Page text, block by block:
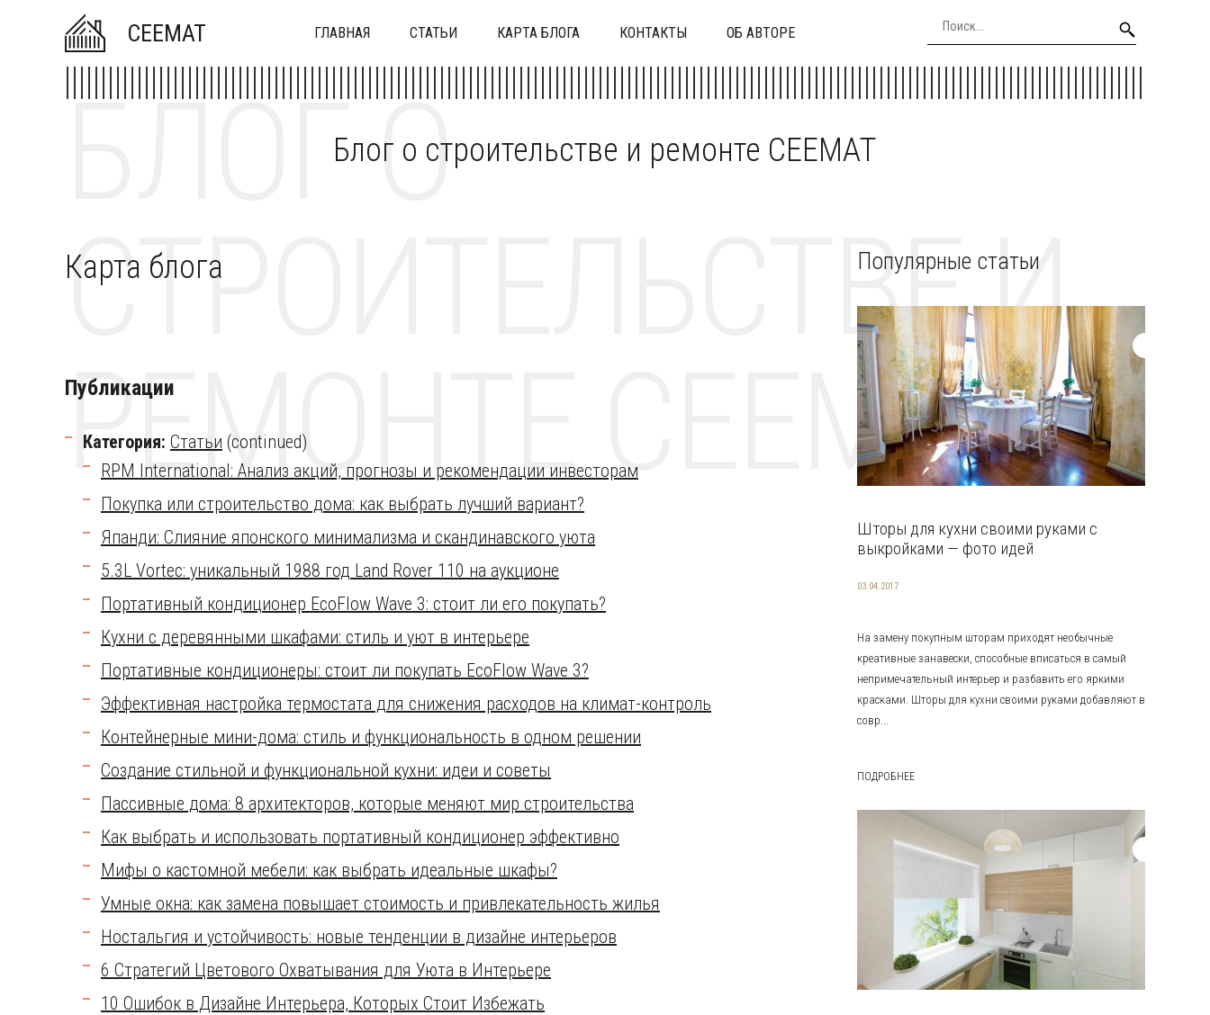
CEEMAT ГЛАВНАЯ СТАТЬИ КАРТА БЛОГА КОНТАКТЫ ОБ АВТОРЕ
Блог о строительстве и ремонте CEEMAT
БЛОГ О
СТРОИТЕЛЬСТВЕ И
РЕМОНТЕ CEEMAT
Карта блога
Публикации
Категория: Статьи (continued)
RPM International: Анализ акций, прогнозы и рекомендации инвесторам
Покупка или строительство дома: как выбрать лучший вариант?
Япанди: Слияние японского минимализма и скандинавского уюта
5.3L Vortec: уникальный 1988 год Land Rover 110 на аукционе
Портативный кондиционер EcoFlow Wave 3: стоит ли его покупать?
Кухни с деревянными шкафами: стиль и уют в интерьере
Портативные кондиционеры: стоит ли покупать EcoFlow Wave 3?
Эффективная настройка термостата для снижения расходов на климат-контроль
Контейнерные мини-дома: стиль и функциональность в одном решении
Создание стильной и функциональной кухни: идеи и советы
Пассивные дома: 8 архитекторов, которые меняют мир строительства
Как выбрать и использовать портативный кондиционер эффективно
Мифы о кастомной мебели: как выбрать идеальные шкафы?
Умные окна: как замена повышает стоимость и привлекательность жилья
Ностальгия и устойчивость: новые тенденции в дизайне интерьеров
6 Стратегий Цветового Охватывания для Уюта в Интерьере
10 Ошибок в Дизайне Интерьера, Которых Стоит Избежать
Популярные статьи
Шторы для кухни своими руками с
выкройками — фото идей
03.04.2017
На замену покупным шторам приходят необычные
креативные занавески, способные вписаться в самый
непримечательный интерьер и разбавить его яркими
красками. Шторы для кухни своими руками добавляют в
совр...
ПОДРОБНЕЕ